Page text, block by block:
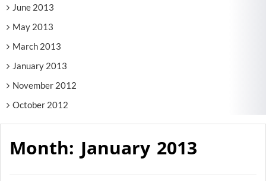
June 2013
May 2013
March 2013
January 2013
November 2012
October 2012
Month: January 2013